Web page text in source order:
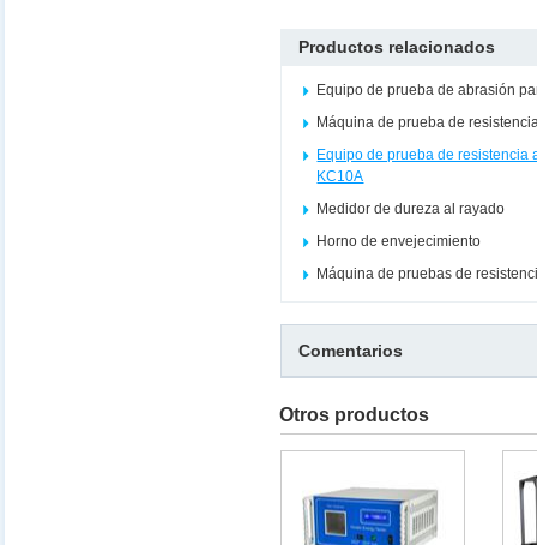
Productos relacionados
Equipo de prueba de abrasión
Máquina de prueba de
Equipo de prueba de resistencia
KC10A
Medidor de dureza al rayado
Horno de envejecimiento
Máquina de pruebas de
Comentarios
Otros productos